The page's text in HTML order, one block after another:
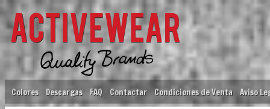
Colores Descargas FAQ Contactar Condiciones de Venta Aviso